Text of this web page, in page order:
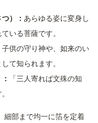
）： あらゆる姿に変身し
いる菩薩です。
子供の守り神や、如来のい
て知られます。
「三人寄れば文殊の知
細部まで均一に箔を定着